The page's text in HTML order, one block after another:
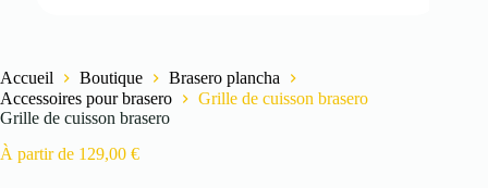
Accueil Boutique
Brasero plancha
Accessoires pour brasero
Grille de cuisson brasero
Grille de cuisson brasero
À partir de 129,00 €